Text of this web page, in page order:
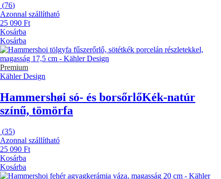
(76)
Azonnal szállítható
25 090 Ft
Kosárba
Kosárba
Premium
Kähler Design
Hammershøi só- és borsőrlőKék-natúr
színű, tömörfa
(35)
Azonnal szállítható
25 090 Ft
Kosárba
Kosárba